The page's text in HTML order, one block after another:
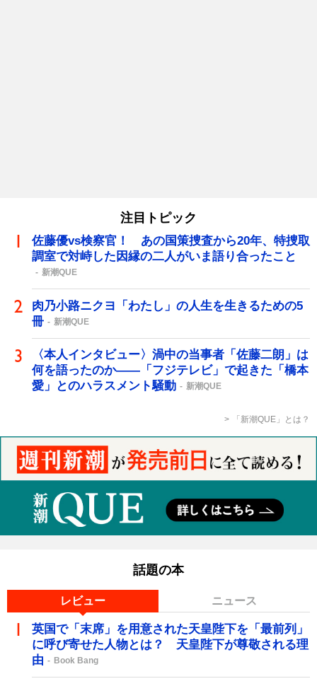
注目トピック
佐藤優vs検察官！ あの国策捜査から20年、特捜取
調室で対峙した因縁の二人がいま語り合ったこと
新潮QUE
肉乃小路ニクヨ「わたし」の人生を生きるための5
冊
新潮QUE
〈本人インタビュー〉渦中の当事者「佐藤二朗」は
何を語ったのか――「フジテレビ」で起きた「橋本
愛」とのハラスメント騒動
新潮QUE
「新潮QUE」とは？
話題の本
レビュー ニュース
英国で「末席」を用意された天皇陛下を「最前列」
に呼び寄せた人物とは？ 天皇陛下が尊敬される理
由
Book Bang